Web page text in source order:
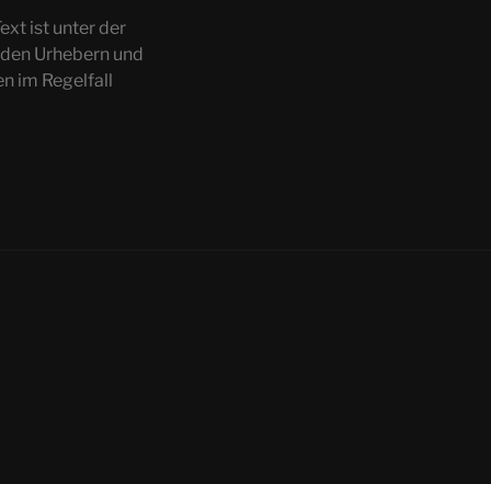
ist unter der
Urhebern und
im Regelfall